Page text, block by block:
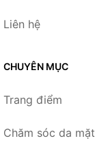
Liên hệ
CHUYÊN MỤC
Trang điểm
Chăm sóc da mặt